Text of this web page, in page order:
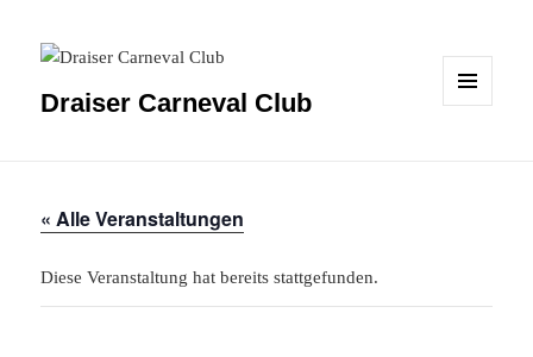
Draiser Carneval Club
« Alle Veranstaltungen
Diese Veranstaltung hat bereits stattgefunden.